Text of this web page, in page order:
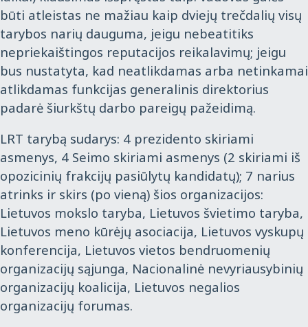
būti atleistas ne mažiau kaip dviejų trečdalių visų
tarybos narių dauguma, jeigu nebeatitiks
nepriekaištingos reputacijos reikalavimų; jeigu
bus nustatyta, kad neatlikdamas arba netinkamai
atlikdamas funkcijas generalinis direktorius
padarė šiurkštų darbo pareigų pažeidimą.
LRT tarybą sudarys: 4 prezidento skiriami
asmenys, 4 Seimo skiriami asmenys (2 skiriami iš
opozicinių frakcijų pasiūlytų kandidatų); 7 narius
atrinks ir skirs (po vieną) šios organizacijos:
Lietuvos mokslo taryba, Lietuvos švietimo taryba,
Lietuvos meno kūrėjų asociacija, Lietuvos vyskupų
konferencija, Lietuvos vietos bendruomenių
organizacijų sąjunga, Nacionalinė nevyriausybinių
organizacijų koalicija, Lietuvos negalios
organizacijų forumas.